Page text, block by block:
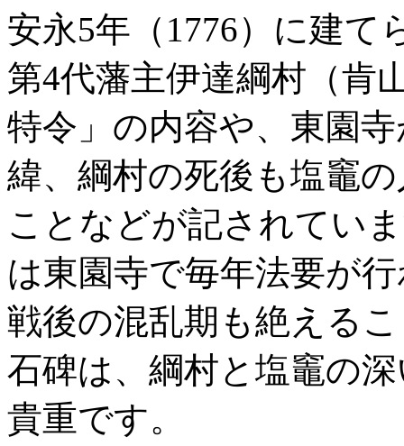
安永5年（1776）に建て
第4代藩主伊達綱村（肯
特令」の内容や、東園
緯、綱村の死後も塩竈
ことなどが記されてい
は東園寺で毎年法要が
戦後の混乱期も絶える
石碑は、綱村と塩竈の
貴重です。